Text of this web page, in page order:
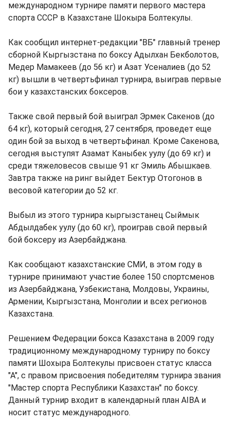
международном турнире памяти первого мастера
спорта СССР в Казахстане Шокыра Болтекулы.
Как сообщил интернет-редакции "ВБ" главный тренер
сборной Кыргызстана по боксу Адылхан Бекболотов,
Медер Мамакеев (до 56 кг) и Азат Усеналиев (до 52
кг) вышли в четвертьфинал турнира, выиграв первые
бои у казахстанских боксеров.
Также свой первый бой выиграл Эрмек Сакенов (до
64 кг), который сегодня, 27 сентября, проведет еще
один бой за выход в четвертьфинал. Кроме Сакенова,
сегодня выступят Азамат Каныбек уулу (до 69 кг) и
среди тяжеловесов свыше 91 кг Эмиль Абышкаев.
Завтра также на ринг выйдет Бектур Отогонов в
весовой категории до 52 кг.
Выбыл из этого турнира кыргызстанец Сыймык
Абдылдабек уулу (до 60 кг), проиграв свой первый
бой боксеру из Азербайджана.
Как сообщают казахстанские СМИ, в этом году в
турнире принимают участие более 150 спортсменов
из Азербайджана, Узбекистана, Молдовы, Украины,
Армении, Кыргызстана, Монголии и всех регионов
Казахстана.
Решением Федерации бокса Казахстана в 2009 году
традиционному международному турниру по боксу
памяти Шохыра Болтекулы присвоен статус класса
"А", с правом присвоения победителям турнира звания
"Мастер спорта Республики Казахстан" по боксу.
Данный турнир входит в календарный план AIBA и
носит статус международного.